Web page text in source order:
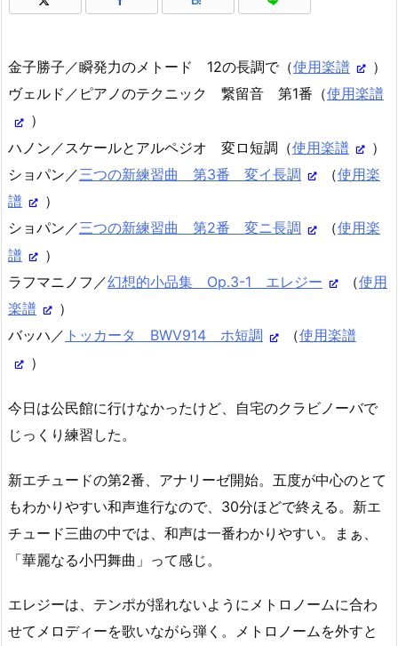
金子勝子／瞬発力のメトード 12の長調で（使用楽譜
）
ヴェルド／ピアノのテクニック 繋留音 第1番（使用楽譜
）
ハノン／スケールとアルペジオ 変ロ短調（使用楽譜
）
ショパン／三つの新練習曲 第3番 変イ長調 （使用楽
譜
）
ショパン／三つの新練習曲 第2番 変ニ長調 （使用楽
譜
）
ラフマニノフ／幻想的小品集 Op.3-1 エレジー （使用
楽譜
）
バッハ／ トッカータ BWV914 ホ短調 （使用楽譜
）
今日は公民館に行けなかったけど、自宅のクラビノーバで
じっくり練習した。
新エチュードの第2番、アナリーゼ開始。五度が中心のとて
もわかりやすい和声進行なので、30分ほどで終える。新エ
チュード三曲の中では、和声は一番わかりやすい。まぁ、
「華麗なる小円舞曲」って感じ。
エレジーは、テンポが揺れないようにメトロノームに合わ
せてメロディーを歌いながら弾く。メトロノームを外すと